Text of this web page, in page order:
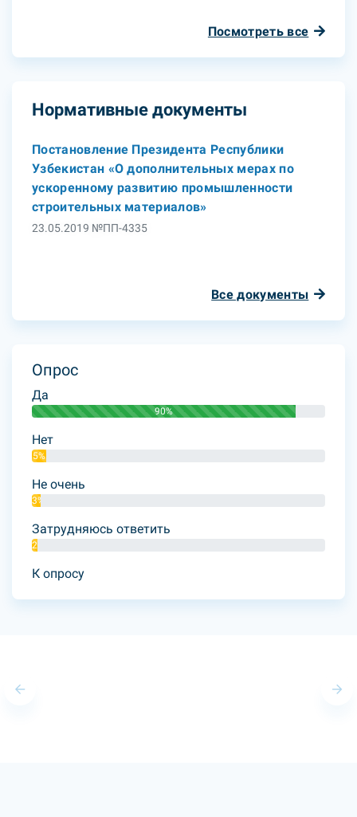
Посмотреть все
Нормативные документы
Постановление Президента Республики
Узбекистан «О дополнительных мерах по
ускоренному развитию промышленности
строительных материалов»
23.05.2019 №ПП-4335
Все документы
Опрос
Да
90%
Нет
5%
Не очень
3%
Затрудняюсь ответить
2%
К опросу